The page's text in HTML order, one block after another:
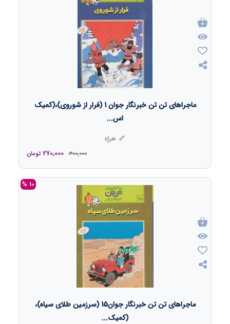
ماجراهای تن تن خبرنگار جوان 1 (فرار از شوروی)،(کمیک
اس...
هرژه
300,000
270,000 تومان
10 %
ماجراهای تن تن خبرنگار جوان15 (سرزمین طلای سیاه)،
(کمیک...